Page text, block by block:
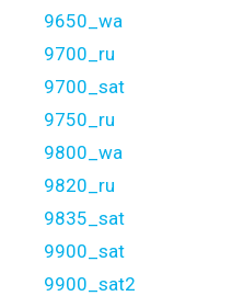
9650_wa
9700_ru
9700_sat
9750_ru
9800_wa
9820_ru
9835_sat
9900_sat
9900_sat2